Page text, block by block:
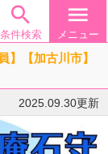

条件検索
menu
メニュー
】【加古川市】
2025.09.30更新